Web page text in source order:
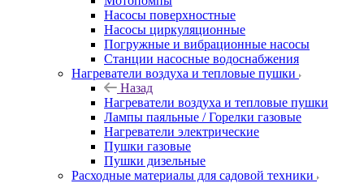
Насосы поверхностные
Насосы циркуляционные
Погружные и вибрационные насосы
Станции насосные водоснабжения
Нагреватели воздуха и тепловые пушки
Назад
Нагреватели воздуха и тепловые пушки
Лампы паяльные / Горелки газовые
Нагреватели электрические
Пушки газовые
Пушки дизельные
Расходные материалы для садовой техники